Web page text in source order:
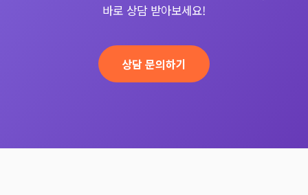
바로 상담 받아보세요!
상담 문의하기